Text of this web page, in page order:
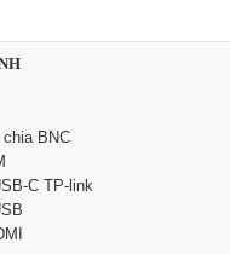
BNC
C TP-link